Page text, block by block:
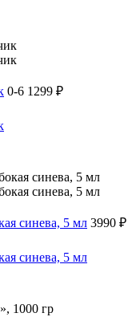
0-6 1299 ₽
синева, 5 мл 3990 ₽
синева, 5 мл